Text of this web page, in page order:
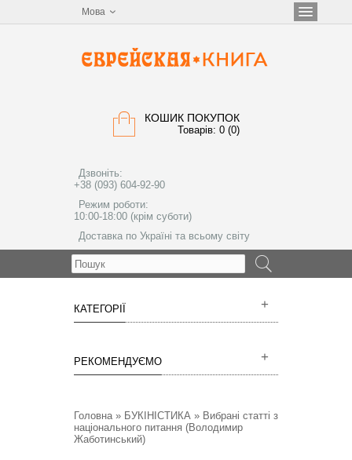
Мова
КОШИК ПОКУПОК
Товарів: 0 (0)
Дзвоніть:
+38 (093) 604-92-90
Режим роботи:
10:00-18:00 (крім суботи)
Доставка по Україні та всьому світу
КАТЕГОРІЇ
РЕКОМЕНДУЄМО
Головна» БУКІНІСТИКА » Вибрані статті з
національного питання (Володимир
Жаботинський)